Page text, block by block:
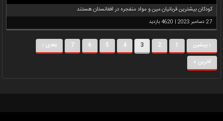
کودکان بیشترین قربانیان مین و مواد منفجره در افغانستان هستند
27 دسامبر 2023 | 4620 بازدید
‹ پیشین 1
2
3
4
5
6
7
بعدی ›
آخرین »